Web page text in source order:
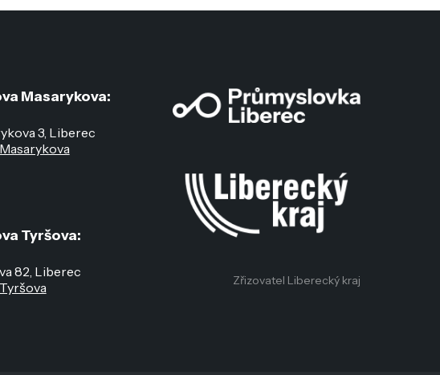
Masarykova:
3, Liberec
Tyršova:
82, Liberec
Zřizovatel Liberecký kraj